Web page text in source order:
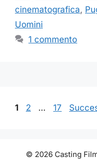
cinematografica,
Uomini
1 commento
Pagina
1 Pagina
2 … Pagina
17
© 2026 Casting